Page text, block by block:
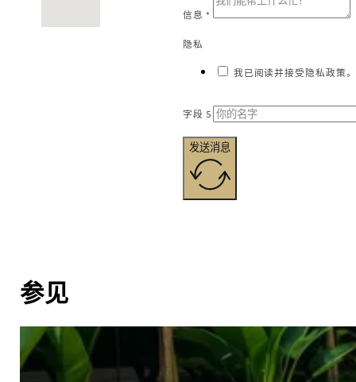
信息 *
隐私
我已阅读并接受隐私政策
字段 5
发送消息
参见